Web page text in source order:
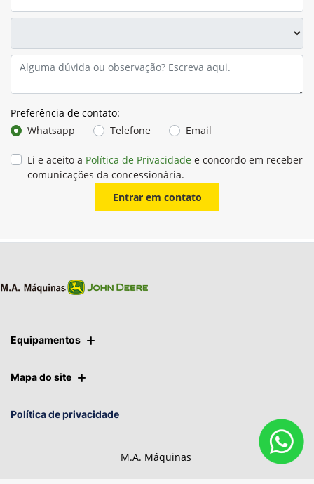
Preferência de contato:
Whatsapp
Telefone Email
Li e aceito a Política de Privacidade e concordo em receber
comunicações da concessionária.
Entrar em contato
Equipamentos
Mapa do site
Política de privacidade
M.A. Máquinas